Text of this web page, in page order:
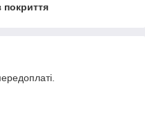
покриття